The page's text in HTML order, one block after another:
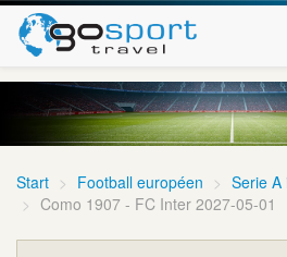
Start Football européen Serie A
Como 1907 - FC Inter 2027-05-01